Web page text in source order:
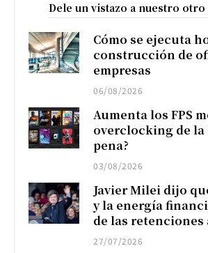
Dele un vistazo a nuestro
Cómo se ejecuta
construcción de
empresas
06/08/2026
Aumenta los FPS
overclocking de la
pena?
03/08/2026
Javier Milei dijo
y la energía
de las retenciones
27/07/2026